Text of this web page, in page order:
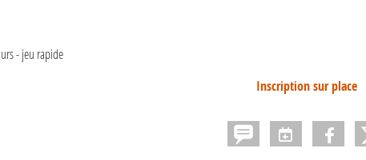
- jeu rapide
Inscription sur place